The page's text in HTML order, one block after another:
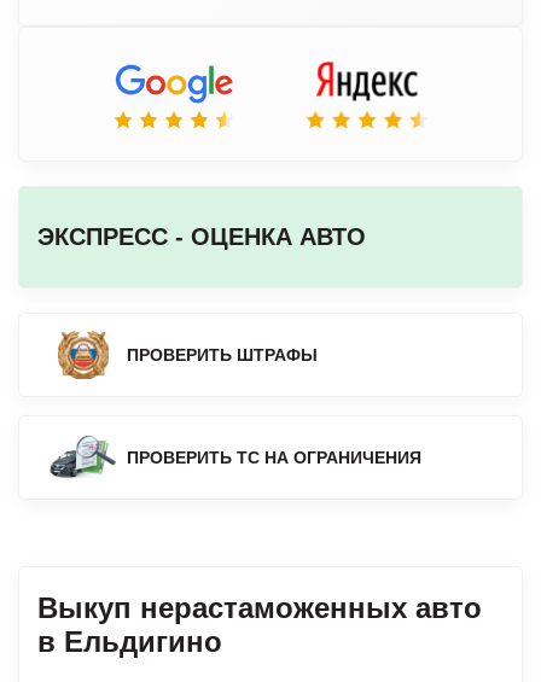
Выкуп нерастаможенных авто
в Ельдигино
ЭКСПРЕСС - ОЦЕНКА АВТО
ПРОВЕРИТЬ ШТРАФЫ
ПРОВЕРИТЬ ТС НА ОГРАНИЧЕНИЯ